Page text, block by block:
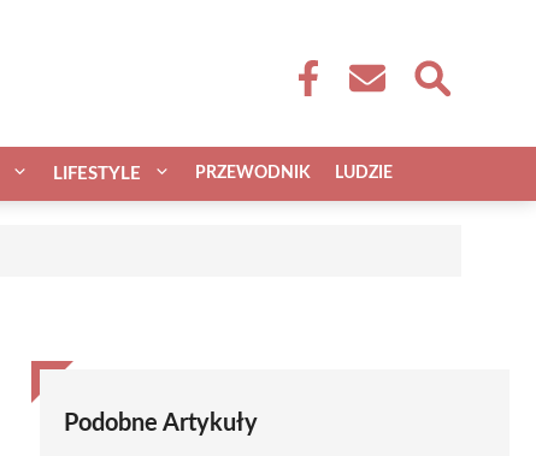
LIFESTYLE PRZEWODNIK LUDZIE
Podobne Artykuły